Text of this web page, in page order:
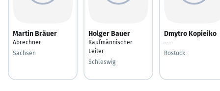
Martin Bräuer
Abrechner
Sachsen
Holger Bauer
Kaufmännischer
Leiter
Schleswig
Dmytro Kopieiko
---
Rostock